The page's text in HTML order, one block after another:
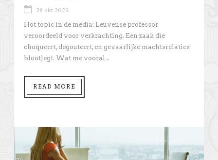
28 okt 2022
Hot topic in de media: Leuvense professor
veroordeeld voor verkrachting. Een zaak die
choqueert, degouteert, en gevaarlijke machtsrelaties
blootlegt. Wat me vooral...
READ MORE